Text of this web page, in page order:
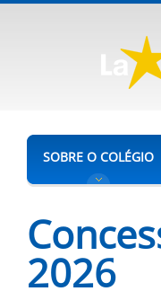
SOBRE O COLÉGIO
2026